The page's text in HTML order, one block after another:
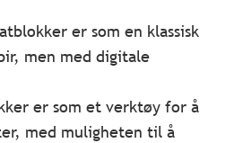
er som en klassisk
men med digitale
er som et verktøy for å
med muligheten til å